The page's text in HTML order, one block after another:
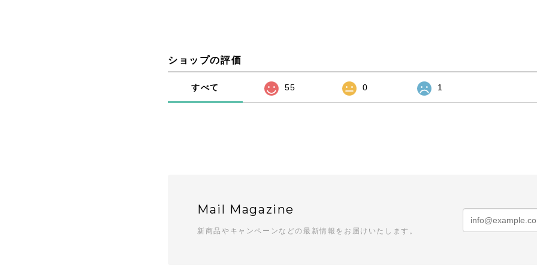
ショップの評価
すべて 55 0 1
Mail Magazine
新商品やキャンペーンなどの最新情報をお届けいたします。